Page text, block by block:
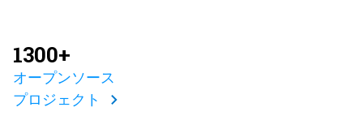
1300+
オープンソース
プロジェクト